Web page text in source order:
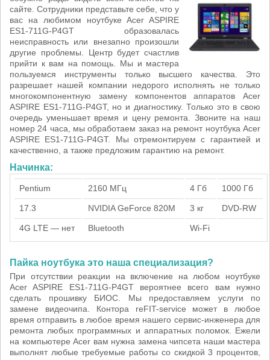
сайте. Сотрудники представьте себе, что у
вас на любимом ноутбуке Acer ASPIRE
ES1-711G-P4GT образовалась
неисправность или внезапно произошли
другие проблемы. Центр будет счастлив
прийти к вам на помощь. Мы и мастера
пользуемся инструменты только высшего качества. Это
разрешает нашей компании недорого исполнять не только
многокомпонентную замену компонентов аппаратов Acer
ASPIRE ES1-711G-P4GT, но и диагностику. Только это в свою
очередь уменьшает время и цену ремонта. Звоните на наш
номер 24 часа, мы обработаем заказ на ремонт ноутбука Acer
ASPIRE ES1-711G-P4GT. Мы отремонтируем с гарантией и
качественно, а также предложим гарантию на ремонт.
Начинка:
Pentium 2160 МГц 4 Гб 1000 Гб
17.3 NVIDIA GeForce 820M 3 кг DVD-RW
4G LTE — нет Bluetooth Wi-Fi
Пайка ноутбука это наша специализация?
При отсутствии реакции на включение на любом ноутбуке
Acer ASPIRE ES1-711G-P4GT вероятнее всего вам нужно
сделать прошивку БИОС. Мы предоставляем услуги по
замене видеочипа. Контора reFIT-service может в любое
время отправить в любое время нашего сервис-инженера для
ремонта любых программных и аппаратных поломок. Ежели
на компьютере Acer вам нужна замена чипсета наши мастера
выполнят любые требуемые работы со скидкой 3 процентов,